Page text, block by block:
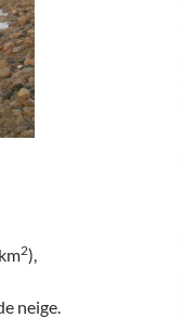
2),
neige.